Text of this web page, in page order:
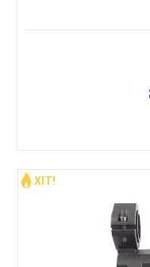
ХІТ!